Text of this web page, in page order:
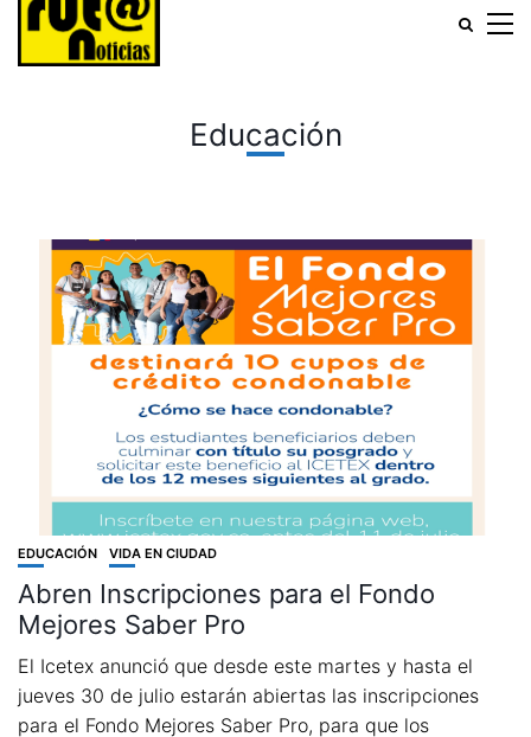
Educación
EDUCACIÓN VIDA EN CIUDAD
Abren Inscripciones para el Fondo
Mejores Saber Pro
El Icetex anunció que desde este martes y hasta el
jueves 30 de julio estarán abiertas las inscripciones
para el Fondo Mejores Saber Pro, para que los